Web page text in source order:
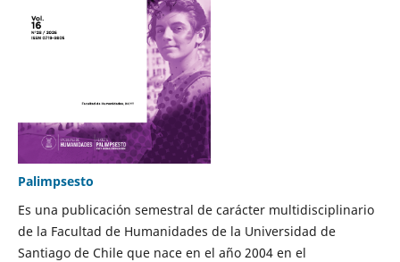
Palimpsesto
Es una publicación semestral de carácter multidisciplinario
de la Facultad de Humanidades de la Universidad de
Santiago de Chile que nace en el año 2004 en el